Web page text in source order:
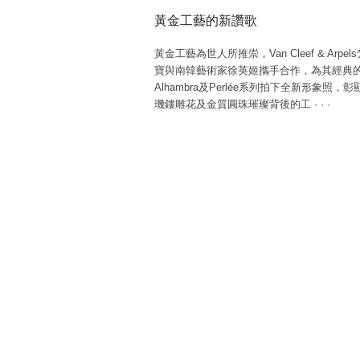
黃金工藝的新讚歌
黃金工藝為世人所推崇，Van Cleef & Arpels
寶與南韓藝術家徐英姬攜手合作，為其經典
Alhambra及Perlée系列拍下全新形象照，彰
璣鏤雕花及金質圓珠璀璨背後的工 · · ·